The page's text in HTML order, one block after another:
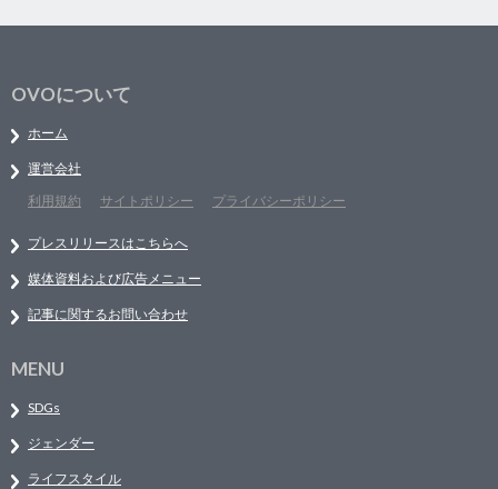
OVOについて
ホーム
運営会社
利用規約
サイトポリシー プライバシーポリシー
プレスリリースはこちらへ
媒体資料および広告メニュー
記事に関するお問い合わせ
MENU
SDGs
ジェンダー
ライフスタイル